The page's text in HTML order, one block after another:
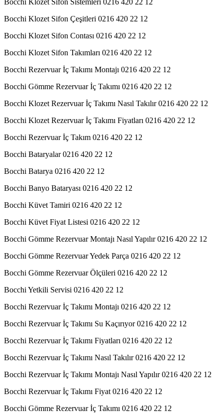
Bocchi Klozet Sifon Sistemleri 0216 420 22 12
Bocchi Klozet Sifon Çeşitleri 0216 420 22 12
Bocchi Klozet Sifon Contası 0216 420 22 12
Bocchi Klozet Sifon Takımları 0216 420 22 12
Bocchi Rezervuar İç Takımı Montajı 0216 420 22 12
Bocchi Gömme Rezervuar İç Takımı 0216 420 22 12
Bocchi Klozet Rezervuar İç Takımı Nasıl Takılır 0216 420 22 12
Bocchi Klozet Rezervuar İç Takımı Fiyatları 0216 420 22 12
Bocchi Rezervuar İç Takım 0216 420 22 12
Bocchi Bataryalar 0216 420 22 12
Bocchi Batarya 0216 420 22 12
Bocchi Banyo Bataryası 0216 420 22 12
Bocchi Küvet Tamiri 0216 420 22 12
Bocchi Küvet Fiyat Listesi 0216 420 22 12
Bocchi Gömme Rezervuar Montajı Nasıl Yapılır 0216 420 22 12
Bocchi Gömme Rezervuar Yedek Parça 0216 420 22 12
Bocchi Gömme Rezervuar Ölçüleri 0216 420 22 12
Bocchi Yetkili Servisi 0216 420 22 12
Bocchi Rezervuar İç Takımı Montajı 0216 420 22 12
Bocchi Rezervuar İç Takımı Su Kaçırıyor 0216 420 22 12
Bocchi Rezervuar İç Takımı Fiyatları 0216 420 22 12
Bocchi Rezervuar İç Takımı Nasıl Takılır 0216 420 22 12
Bocchi Rezervuar İç Takımı Montajı Nasıl Yapılır 0216 420 22 12
Bocchi Rezervuar İç Takımı Fiyat 0216 420 22 12
Bocchi Gömme Rezervuar İç Takımı 0216 420 22 12